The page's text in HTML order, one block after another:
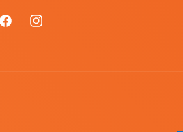
FacebookInstagram